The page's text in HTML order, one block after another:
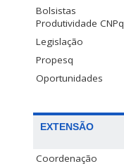
Bolsistas
Produtividade CNPq
Legislação
Propesq
Oportunidades
EXTENSÃO
Coordenação